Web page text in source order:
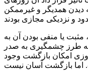
دیدن همدیگر و غیرممکن
مثبت یا منفی بودن آن به
طرز چشمگیری به صدر
امکان بازگشت وجود